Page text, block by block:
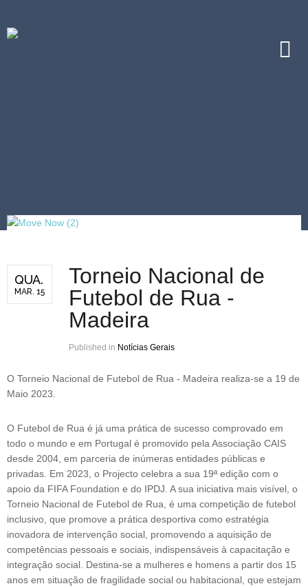
QUA.
MAR. 15
Torneio Nacional de
Futebol de Rua -
Madeira
Published in Notícias Gerais
O Torneio Nacional de Futebol de Rua - Madeira realiza-se a 19 de
Maio 2023.
O Futebol de Rua é já uma prática de sucesso comprovado em
todo o mundo e em Portugal é promovido pela Associação CAIS
desde 2004, em parceria de inúmeras entidades públicas e
privadas. Em 2023, o Projecto celebra a sua 19ª edição com o
apoio da FIFA Foundation e do IPDJ. A sua iniciativa mais visível, o
Torneio Nacional de Futebol de Rua, é uma competição de futebol
inclusivo, que promove a prática desportiva como estratégia
inovadora de intervenção social, promovendo a aquisição de
competências pessoais e sociais, indispensáveis à capacitação e
integração social. Destina-se a mulheres e homens a partir dos 15
anos em situação de fragilidade social ou habitacional, que estejam